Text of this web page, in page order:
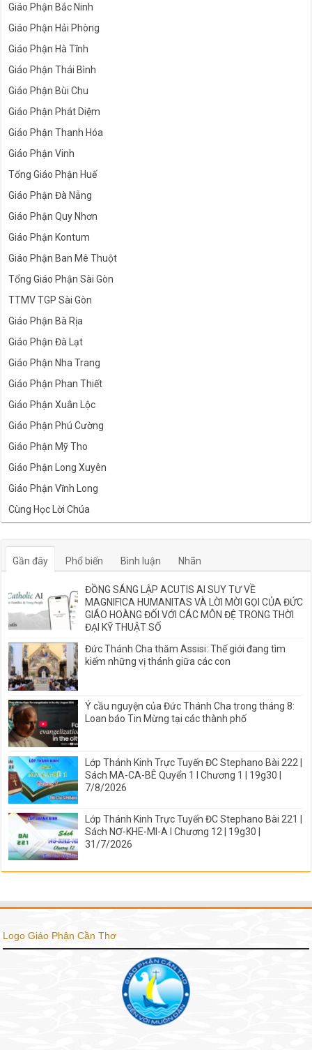
Giáo Phận Bắc Ninh
Giáo Phận Hải Phòng
Giáo Phận Hà Tĩnh
Giáo Phận Thái Bình
Giáo Phận Bùi Chu
Giáo Phận Phát Diệm
Giáo Phận Thanh Hóa
Giáo Phận Vinh
Tổng Giáo Phận Huế
Giáo Phận Đà Nẵng
Giáo Phận Quy Nhơn
Giáo Phận Kontum
Giáo Phận Ban Mê Thuột
Tổng Giáo Phận Sài Gòn
TTMV TGP Sài Gòn
Giáo Phận Bà Rịa
Giáo Phận Đà Lạt
Giáo Phận Nha Trang
Giáo Phận Phan Thiết
Giáo Phận Xuân Lộc
Giáo Phận Phú Cường
Giáo Phận Mỹ Tho
Giáo Phận Long Xuyên
Giáo Phận Vĩnh Long
Cùng Học Lời Chúa
Gần đây Phổ biến Bình luận Nhãn
ĐỒNG SÁNG LẬP ACUTIS AI SUY TƯ VỀ
MAGNIFICA HUMANITAS VÀ LỜI MỜI GỌI CỦA ĐỨC
GIÁO HOÀNG ĐỐI VỚI CÁC MÔN ĐỆ TRONG THỜI
ĐẠI KỸ THUẬT SỐ
Đức Thánh Cha thăm Assisi: Thế giới đang tìm
kiếm những vị thánh giữa các con
Ý cầu nguyện của Đức Thánh Cha trong tháng 8:
Loan báo Tin Mừng tại các thành phố
Lớp Thánh Kinh Trực Tuyến ĐC Stephano Bài 222 |
Sách MA-CA-BÊ Quyển 1 I Chương 1 | 19g30 |
7/8/2026
Lớp Thánh Kinh Trực Tuyến ĐC Stephano Bài 221 |
Sách NƠ-KHE-MI-A I Chương 12 | 19g30 |
31/7/2026
Logo Giáo Phận Cần Thơ